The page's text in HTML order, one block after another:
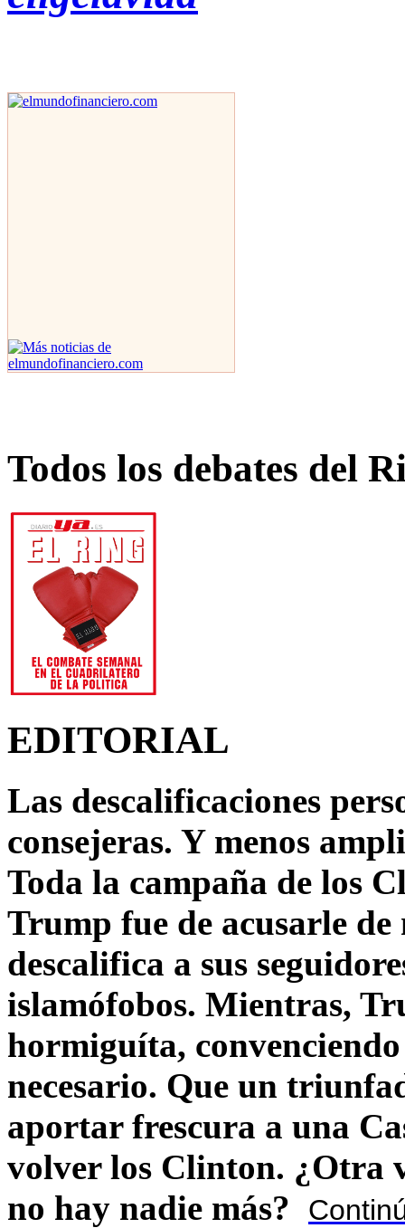
Todos los debates del
EDITORIAL
Las descalificaciones
consejeras. Y menos
Toda la campaña de los
Trump fue de acusarle
descalifica a sus
islamófobos. Mientras,
hormiguíta,
necesario. Que un
aportar frescura a una
volver los Clinton. ¿Otra
no hay nadie más?